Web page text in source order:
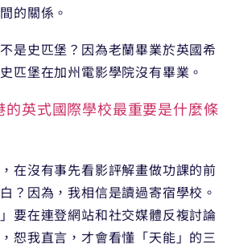
的關係。
是史匹堡？因為老蘭畢業於英國希
匹堡在加州電影學院沒有畢業。
的英式國際學校最重要是什麼條
在沒有事先看影評解畫做功課的前
？因為，我相信是讀過寄宿學校。
要在連登網站和社交媒體反複討論
恕我直言，才會看懂「天能」的三